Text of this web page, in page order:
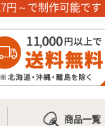
～で制作可能です
商品一覧